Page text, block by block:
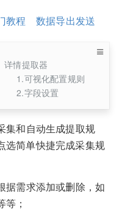
详情提取器
1.可视化配置规则
2.字段设置
教程
数据导出发送
集和自动生成提取规
选简单快捷完成采集规
需求添加或删除，如
；